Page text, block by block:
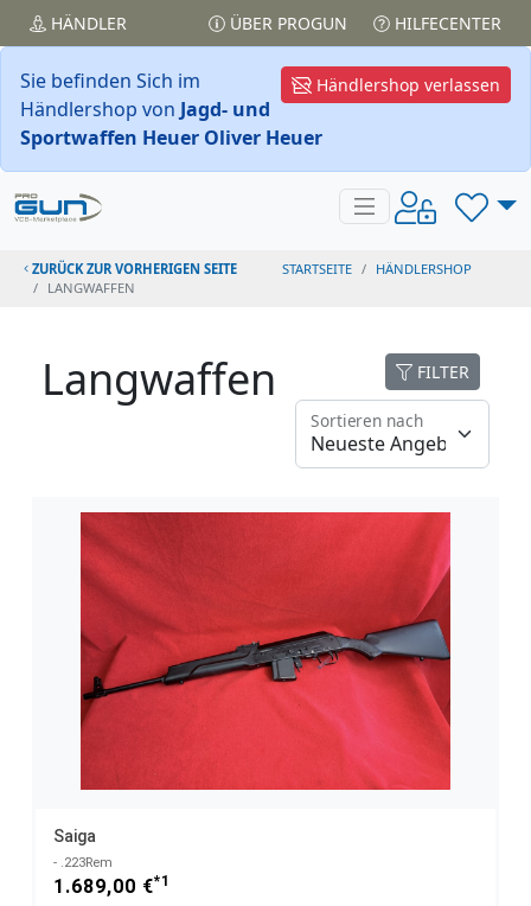
HÄNDLER ÜBER PROGUN HILFECENTER
Händlershop verlassen
Sie befinden Sich im
Händlershop von Jagd- und
Sportwaffen Heuer Oliver Heuer
ZURÜCK ZUR VORHERIGEN SEITE STARTSEITE
HÄNDLERSHOP
LANGWAFFEN
Langwaffen FILTER
Sortieren nach
Saiga
- .223Rem
1.689,00 €*1